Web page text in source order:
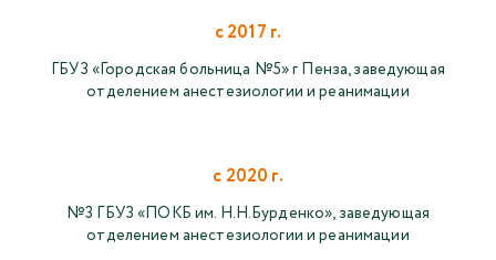
с 2017 г.
ГБУЗ «Городская больница №5» г Пенза, заведующая
отделением анестезиологии и реанимации
с 2020 г.
№3 ГБУЗ «ПОКБ им. Н.Н.Бурденко», заведующая
отделением анестезиологии и реанимации